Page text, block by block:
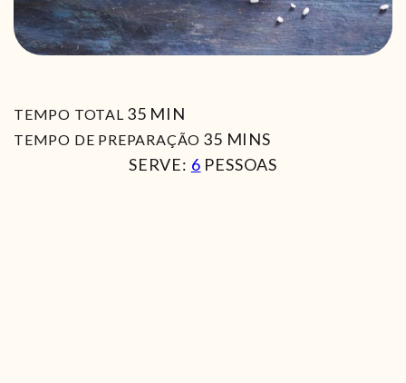
TEMPO TOTAL 35MIN
MIN
TEMPO DE PREPARAÇÃO 35MIN
MINS
SERVE: 6 PESSOAS